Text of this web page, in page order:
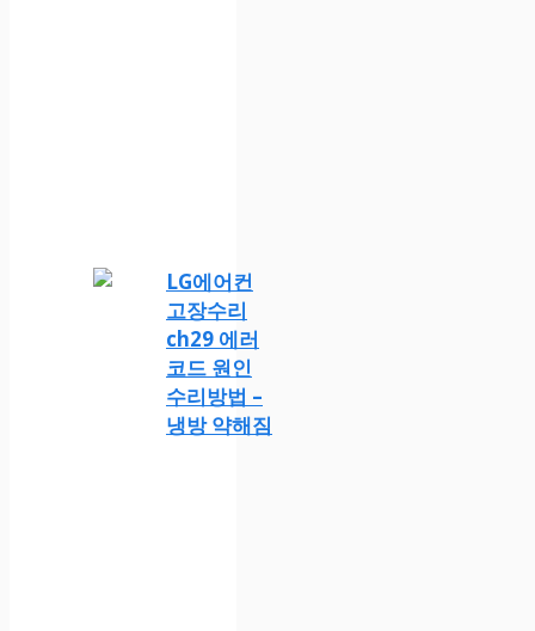
LG에어컨
고장수리
ch29 에러
코드 원인
수리방법 –
냉방 약해짐